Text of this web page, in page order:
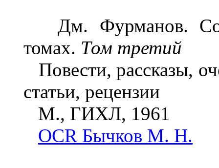
Дм. Фурманов.
томах. Том третий
Повести, рассказы,
статьи, рецензии
M., ГИХЛ, 1961
OCR Бычков М. Н.